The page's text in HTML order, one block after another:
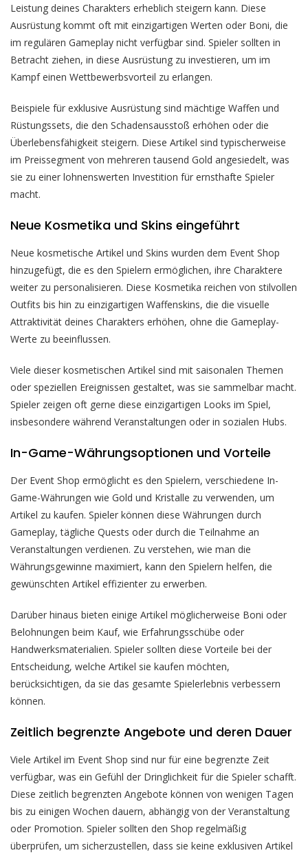
Leistung deines Charakters erheblich steigern kann. Diese
Ausrüstung kommt oft mit einzigartigen Werten oder Boni, die
im regulären Gameplay nicht verfügbar sind. Spieler sollten in
Betracht ziehen, in diese Ausrüstung zu investieren, um im
Kampf einen Wettbewerbsvorteil zu erlangen.
Beispiele für exklusive Ausrüstung sind mächtige Waffen und
Rüstungssets, die den Schadensausstoß erhöhen oder die
Überlebensfähigkeit steigern. Diese Artikel sind typischerweise
im Preissegment von mehreren tausend Gold angesiedelt, was
sie zu einer lohnenswerten Investition für ernsthafte Spieler
macht.
Neue Kosmetika und Skins eingeführt
Neue kosmetische Artikel und Skins wurden dem Event Shop
hinzugefügt, die es den Spielern ermöglichen, ihre Charaktere
weiter zu personalisieren. Diese Kosmetika reichen von stilvollen
Outfits bis hin zu einzigartigen Waffenskins, die die visuelle
Attraktivität deines Charakters erhöhen, ohne die Gameplay-
Werte zu beeinflussen.
Viele dieser kosmetischen Artikel sind mit saisonalen Themen
oder speziellen Ereignissen gestaltet, was sie sammelbar macht.
Spieler zeigen oft gerne diese einzigartigen Looks im Spiel,
insbesondere während Veranstaltungen oder in sozialen Hubs.
In-Game-Währungsoptionen und Vorteile
Der Event Shop ermöglicht es den Spielern, verschiedene In-
Game-Währungen wie Gold und Kristalle zu verwenden, um
Artikel zu kaufen. Spieler können diese Währungen durch
Gameplay, tägliche Quests oder durch die Teilnahme an
Veranstaltungen verdienen. Zu verstehen, wie man die
Währungsgewinne maximiert, kann den Spielern helfen, die
gewünschten Artikel effizienter zu erwerben.
Darüber hinaus bieten einige Artikel möglicherweise Boni oder
Belohnungen beim Kauf, wie Erfahrungsschübe oder
Handwerksmaterialien. Spieler sollten diese Vorteile bei der
Entscheidung, welche Artikel sie kaufen möchten,
berücksichtigen, da sie das gesamte Spielerlebnis verbessern
können.
Zeitlich begrenzte Angebote und deren Dauer
Viele Artikel im Event Shop sind nur für eine begrenzte Zeit
verfügbar, was ein Gefühl der Dringlichkeit für die Spieler schafft.
Diese zeitlich begrenzten Angebote können von wenigen Tagen
bis zu einigen Wochen dauern, abhängig von der Veranstaltung
oder Promotion. Spieler sollten den Shop regelmäßig
überprüfen, um sicherzustellen, dass sie keine exklusiven Artikel